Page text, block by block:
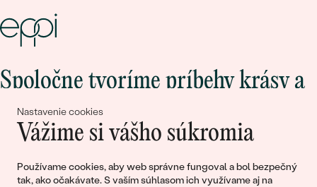
Nastavenie cookies
Vážime si vášho súkromia
Používame cookies, aby web správne fungoval a bol bezpečný
tak, ako očakávate. S vaším súhlasom ich využívame aj na
Spoločne tvoríme príbehy krásy a
lásky